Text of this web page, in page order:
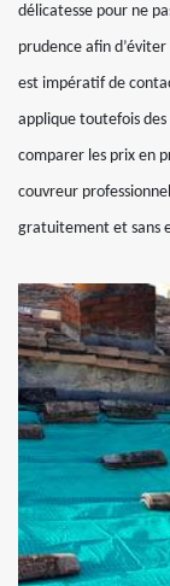
délicatesse pour ne
prudence afin
est impératif de
applique toutefois
comparer les prix en
couvreur
gratuitement et sans